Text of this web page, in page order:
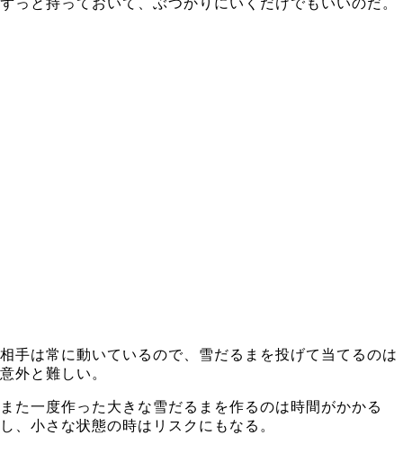
ずっと持っておいて、ぶつかりにいくだけでもいいのだ。
相手は常に動いているので、雪だるまを投げて当てるのは
意外と難しい。
また一度作った大きな雪だるまを作るのは時間がかかる
し、小さな状態の時はリスクにもなる。